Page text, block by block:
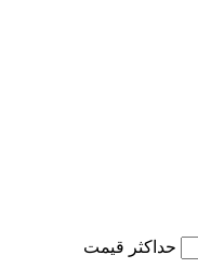
حداكثر قيمت